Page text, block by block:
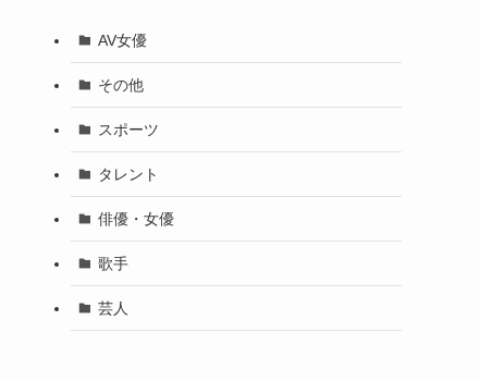
AV女優
その他
スポーツ
タレント
俳優・女優
歌手
芸人